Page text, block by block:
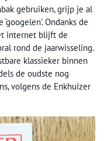
gebruiken, grijp je al
Ondanks de
internet blijft de
rond de jaarwisseling.
klassieker binnen
de oudste nog
volgens de Enkhuizer